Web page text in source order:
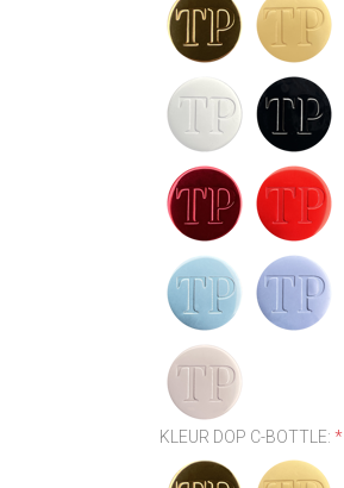
KLEUR DOP C-BOTTLE:*